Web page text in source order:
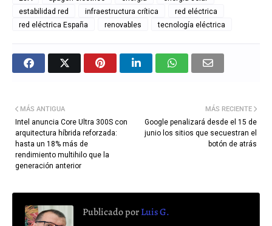
estabilidad red
infraestructura crítica
red eléctrica
red eléctrica España
renovables tecnología eléctrica
MÁS RECIENTE
Google penalizará desde el 15 de
junio los sitios que secuestran el
botón de atrás
MÁS ANTIGUA
Intel anuncia Core Ultra 300S con
arquitectura híbrida reforzada:
hasta un 18% más de
rendimiento multihilo que la
generación anterior
Publicado porLuis G.